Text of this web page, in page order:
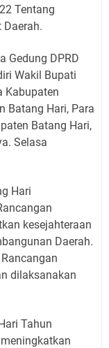
Tentang
Gedung DPRD
Wakil Bupati
Kabupaten
Batang Hari, Para
Batang Hari,
Selasa
Hari
kesejahteraan
Daerah.
dilaksanakan
Tahun